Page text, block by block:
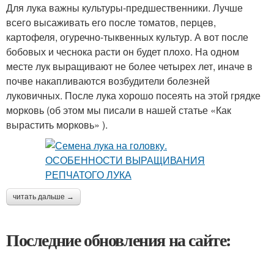
Для лука важны культуры-предшественники. Лучше
всего высаживать его после томатов, перцев,
картофеля, огуречно-тыквенных культур. А вот после
бобовых и чеснока расти он будет плохо. На одном
месте лук выращивают не более четырех лет, иначе в
почве накапливаются возбудители болезней
луковичных. После лука хорошо посеять на этой грядке
морковь (об этом мы писали в нашей статье «Как
вырастить морковь» ).
читать дальше →
Последние обновления на сайте: